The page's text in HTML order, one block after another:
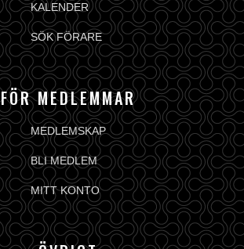
KALENDER
SÖK FÖRARE
FÖR MEDLEMMAR
MEDLEMSKAP
BLI MEDLEM
MITT KONTO